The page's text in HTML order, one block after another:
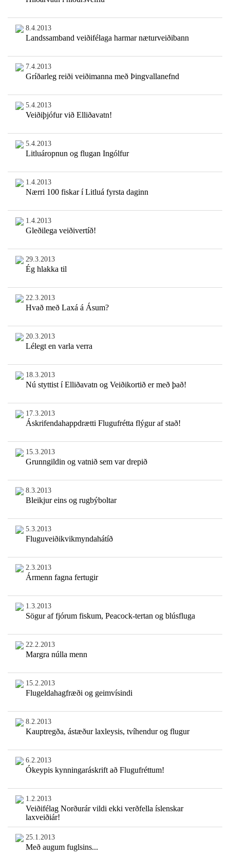
8.4.2013
Landssamband veiðifélaga harmar næturveiðibann
7.4.2013
Gríðarleg reiði veiðimanna með Þingvallanefnd
5.4.2013
Veiðiþjófur við Elliðavatn!
5.4.2013
Litluáropnun og flugan Ingólfur
1.4.2013
Nærri 100 fiskar í Litluá fyrsta daginn
1.4.2013
Gleðilega veiðivertíð!
29.3.2013
Ég hlakka til
22.3.2013
Hvað með Laxá á Ásum?
20.3.2013
Lélegt en varla verra
18.3.2013
Nú styttist í Elliðavatn og Veiðikortið er með það!
17.3.2013
Áskrifendahappdrætti Flugufrétta flýgur af stað!
15.3.2013
Grunngildin og vatnið sem var drepið
8.3.2013
Bleikjur eins og rugbýboltar
5.3.2013
Fluguveiðikvikmyndahátíð
2.3.2013
Ármenn fagna fertugir
1.3.2013
Sögur af fjórum fiskum, Peacock-tertan og blúsfluga
22.2.2013
Margra núlla menn
15.2.2013
Flugeldahagfræði og geimvísindi
8.2.2013
Kauptregða, ástæður laxleysis, tvíhendur og flugur
6.2.2013
Ókeypis kynningaráskrift að Flugufréttum!
1.2.2013
Veiðifélag Norðurár vildi ekki verðfella íslenskar
laxveiðiár!
25.1.2013
Með augum fuglsins...